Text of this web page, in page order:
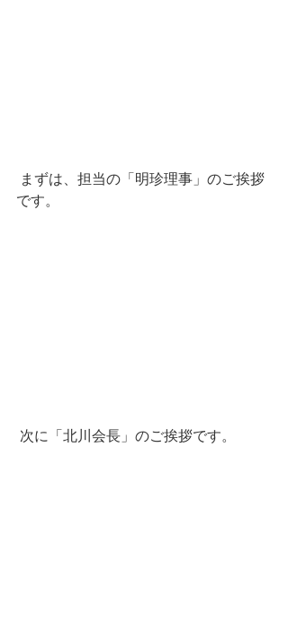
です。
次に「北川会長」のご挨拶です。